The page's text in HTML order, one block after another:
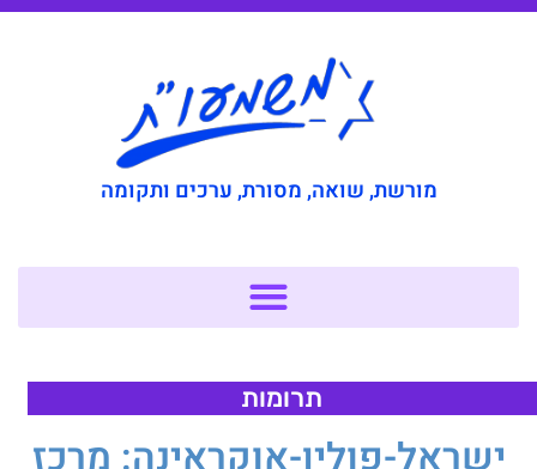
מורשת, שואה, מסורת, ערכים ותקומה
תרומות
ישראל-פולין-אוקראינה: מרכז